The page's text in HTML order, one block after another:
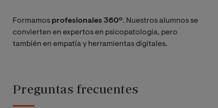
Formamos profesionales 360º. Nuestros alumnos se
convierten en expertos en psicopatología, pero
también en empatía y herramientas digitales.
Preguntas frecuentes